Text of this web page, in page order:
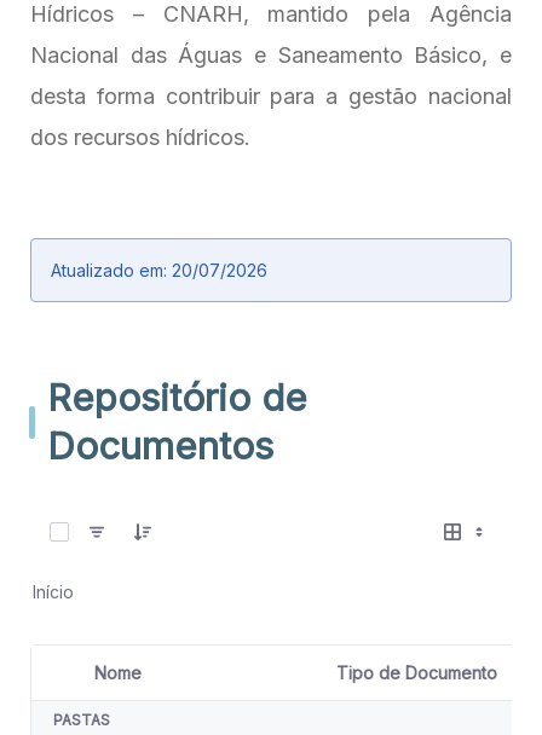
Hídricos – CNARH, mantido pela Agência
Nacional das Águas e Saneamento Básico, e
desta forma contribuir para a gestão nacional
dos recursos hídricos.
Atualizado em: 20/07/2026
Repositório de
Documentos
Início
Seleção de item
Nome Tipo de Documento
PASTAS